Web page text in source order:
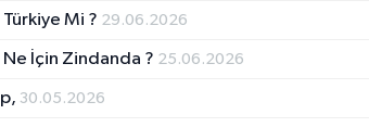
Mi ? 29.06.2026
İçin Zindanda ? 25.06.2026
30.05.2026